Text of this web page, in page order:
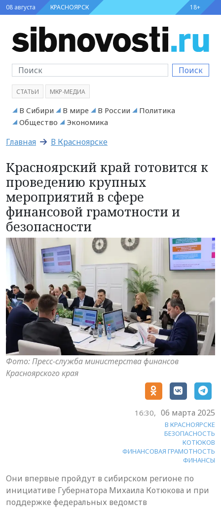
08 августа КРАСНОЯРСК 18+
Поиск
СТАТЬИ МКР-МЕДИА
В Сибири В мире В России
Политика
Общество
Экономика
Главная В Красноярске
Красноярский край готовится к
проведению крупных
мероприятий в сфере
финансовой грамотности и
безопасности
Фото: Пресс-служба министерства финансов
Красноярского края
16:30, 06 марта 2025
В КРАСНОЯРСКЕ
БЕЗОПАСНОСТЬ
КОТЮКОВ
ФИНАНСОВАЯ ГРАМОТНОСТЬ
ФИНАНСЫ
Они впервые пройдут в сибирском регионе по
инициативе Губернатора Михаила Котюкова и при
поддержке федеральных ведомств